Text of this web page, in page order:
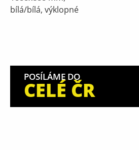
POSÍLÁME DO
CELÉ ČR